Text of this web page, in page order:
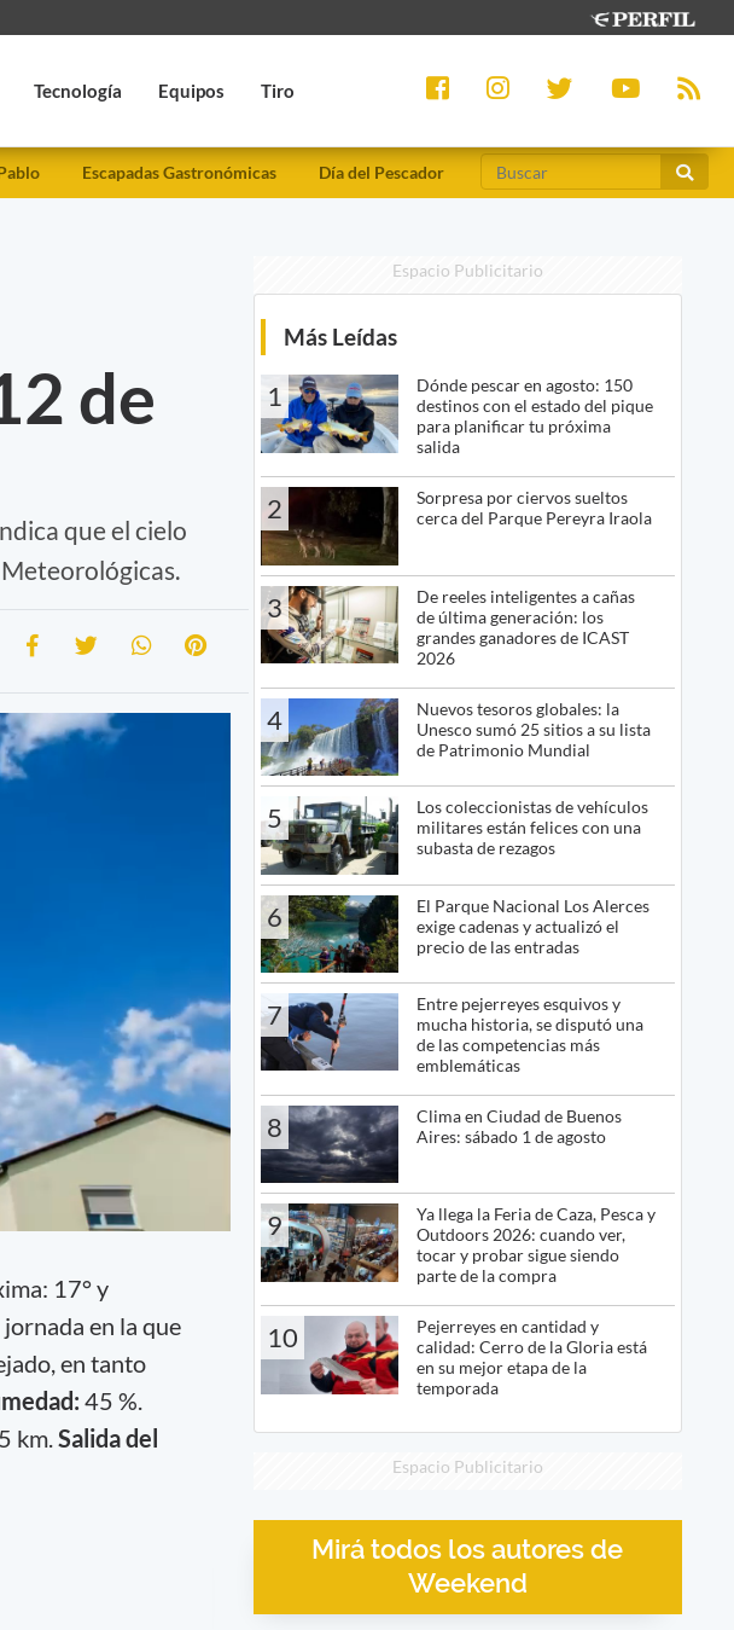
Tecnología Equipos Tiro
Escapadas Gastronómicas Día del Pescador
de
que el cielo
17° y
en la que
en tanto
45 %.
km. Salida del
Espacio Publicitario
Más Leídas
1
Dónde pescar en agosto: 150
destinos con el estado del pique
para planificar tu próxima
salida
2
Sorpresa por ciervos sueltos
cerca del Parque Pereyra Iraola
3
De reeles inteligentes a cañas
de última generación: los
grandes ganadores de ICAST
2026
4
Nuevos tesoros globales: la
Unesco sumó 25 sitios a su lista
de Patrimonio Mundial
5
Los coleccionistas de vehículos
militares están felices con una
subasta de rezagos
6
El Parque Nacional Los Alerces
exige cadenas y actualizó el
precio de las entradas
7
Entre pejerreyes esquivos y
mucha historia, se disputó una
de las competencias más
emblemáticas
8
Clima en Ciudad de Buenos
Aires: sábado 1 de agosto
9
Ya llega la Feria de Caza, Pesca y
Outdoors 2026: cuando ver,
tocar y probar sigue siendo
parte de la compra
10
Pejerreyes en cantidad y
calidad: Cerro de la Gloria está
en su mejor etapa de la
temporada
Espacio Publicitario
Mirá todos los autores de
Weekend